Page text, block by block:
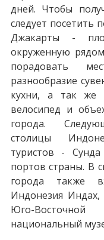
дней. Чтобы
следует посетить
Джакарты -
окруженную
порадовать
разнообразие
кухни, а так же
велосипед и
города.
столицы
туристов -
портов страны. В
города также
Индонезия
Юго-
национальный